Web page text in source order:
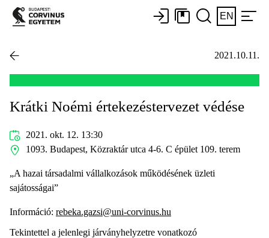
EN
2021.10.11.
Krátki Noémi értekezéstervezet védése
2021. okt. 12. 13:30
1093. Budapest, Közraktár utca 4-6. C épület 109. terem
„A hazai társadalmi vállalkozások működésének üzleti
sajátosságai”
Információ: rebeka.gazsi@uni-corvinus.hu
Tekintettel a jelenlegi járványhelyzetre vonatkozó